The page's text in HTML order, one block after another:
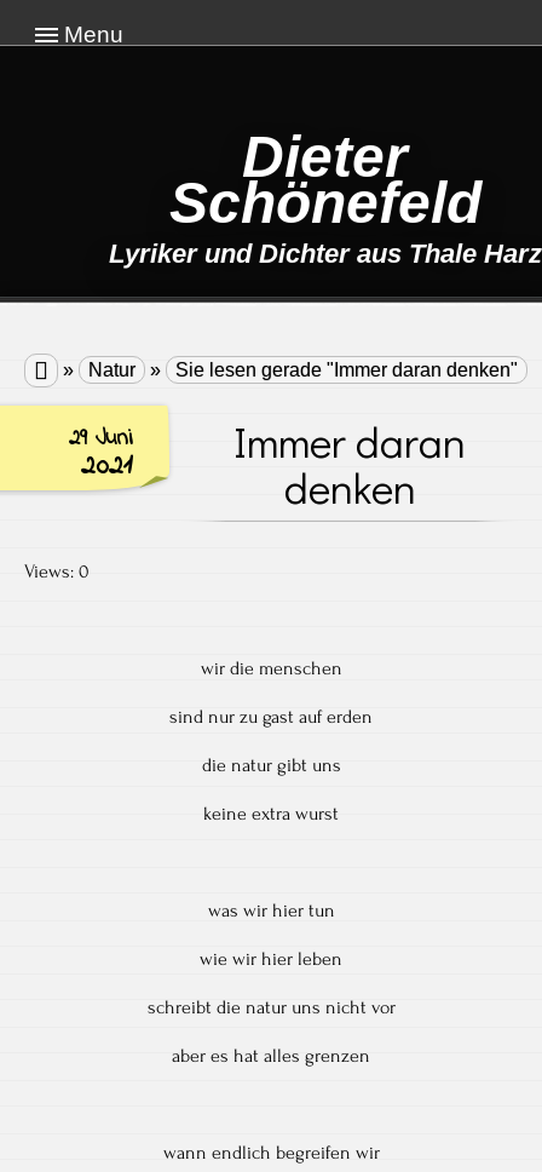
Menu
Dieter
Schönefeld
Lyriker und Dichter aus Thale Harz
 » Natur » Sie lesen gerade "Immer daran denken"
29 Juni
2021
Immer daran
denken
Views: 0
wir die menschen
sind nur zu gast auf erden
die natur gibt uns
keine extra wurst
was wir hier tun
wie wir hier leben
schreibt die natur uns nicht vor
aber es hat alles grenzen
wann endlich begreifen wir